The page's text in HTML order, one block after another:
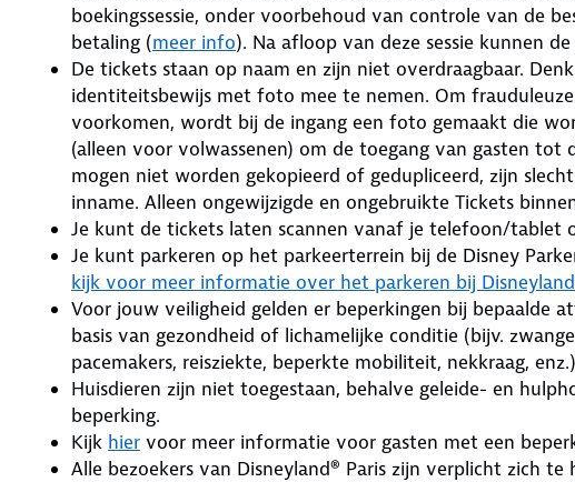
boekingssessie, onder voorbehoud van controle van de
betaling (meer info). Na afloop van deze sessie kunnen
De tickets staan op naam en zijn niet overdraagbaar.
identiteitsbewijs met foto mee te nemen. Om
voorkomen, wordt bij de ingang een foto gemaakt die
(alleen voor volwassenen) om de toegang van gasten tot
mogen niet worden gekopieerd of gedupliceerd, zijn
inname. Alleen ongewijzigde en ongebruikte Tickets
Je kunt de tickets laten scannen vanaf je telefoon/tablet
Je kunt parkeren op het parkeerterrein bij de Disney
kijk voor meer informatie over het parkeren bij
Voor jouw veiligheid gelden er beperkingen bij bepaalde
basis van gezondheid of lichamelijke conditie (bijv.
pacemakers, reisziekte, beperkte mobiliteit, nekkraag,
Huisdieren zijn niet toegestaan, behalve geleide- en
beperking.
Kijk hier voor meer informatie voor gasten met een
Alle bezoekers van Disneyland® Paris zijn verplicht zich